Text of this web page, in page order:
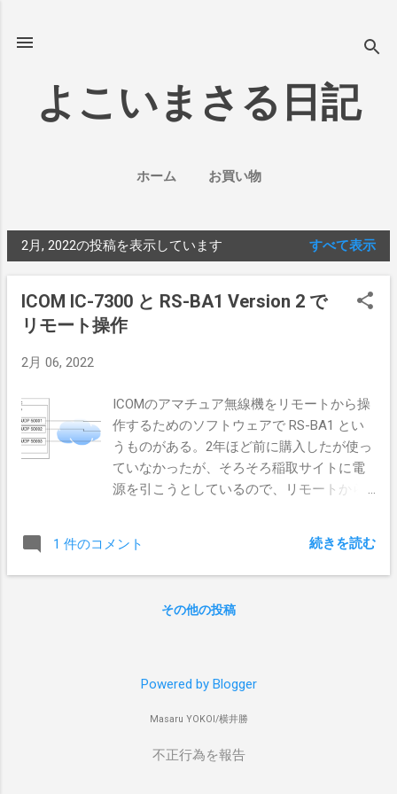
よこいまさる日記
ホーム お買い物
投
2月, 2022の投稿を表示しています すべて表示
ICOM IC-7300 と RS-BA1 Version 2 で
リモート操作
2月 06, 2022
ICOMのアマチュア無線機をリモートから操
作するためのソフトウェアで RS-BA1 とい
うものがある。2年ほど前に購入したが使っ
ていなかったが、そろそろ稲取サイトに電
源を引こうとしているので、リモートから
アだから簡単に動くだろうと思ったのだ
が、ちっともそんなに簡単につながらなか
示しながら、私なりの解説を書いてみる。
今回は私が持っているIC-7300を使う。 無線
っと古いIntel NUCにWindows 10 Proを入れ
BitLockerのDisk暗号化もでき、遠隔地で盗
1 件のコメント 続きを読む
その他の投稿
Powered by Blogger
Masaru YOKOI/横井勝
不正行為を報告